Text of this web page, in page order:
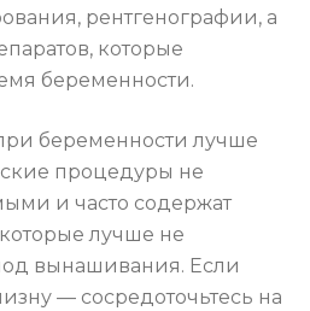
рентгенографии, а
которые
беременности.
беременности лучше
процедуры не
и часто содержат
лучше не
вынашивания. Если
— сосредоточьтесь на